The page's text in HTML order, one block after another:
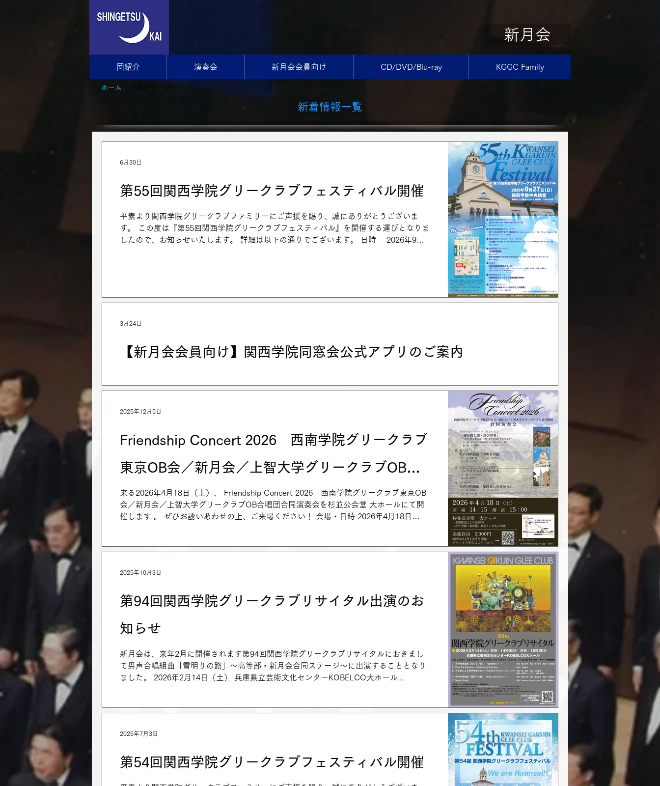
新月会
団紹介 演奏会 新月会会員向け CD/DVD/Blu-ray KGGC Family
ホーム
​新着情報一覧
第55回関西学院グリークラブフェスティバル開催
平素より関西学院グリークラブファミリーにご声援を賜り、誠にありがとうございま
す。 この度は『第55回関西学院グリークラブフェスティバル』を開催する運びとなりま
したので、お知らせいたします。 詳細は以下の通りでございます。 日時 2026年9月
す。 公演に関するお問い合わせは関西学院グリークラブHPのお問い合わせフォーム又
ます。
6月30日
【新月会会員向け】関西学院同窓会公式アプリのご案内
とおりアプリダウンロードについての依頼がありました。 ご協力のほどよろしくお願いいたします。 新月会理事長
中井三夫 アプリダウンロードのお願い この度、関西学院同窓会は「関西学院同窓会公式アプリ」をリリースいたしま
した。 会員の皆さまには是非「公式アプリ」のダウンロードをいただけますと幸甚でございます。 「公式アプリ」の
詳細につきましては、3月17日（火）発送の母校通信157号で告知しておりますが、改めて母校通信157号の「公式アプ
リ案内」告知ページを添付いたしますので、ご確認をお願い致します。 ※ダウンロード方法について ①告知ページに
掲載している「アプリダウンロード用QRコード」の読取り 又は ②App Store または Google Playから「関西学院同
窓会公式アプリ」で検索 なお、ログインIDがご不明な場合の「アプリ内お問合せフォーム」は、アプリをインストール
後、「ログイン」をクリック →②ログイン画面の下部...
3月24日
Friendship Concert 2026 西南学院グリークラブ
東京OB会／新月会／上智大学グリークラブOB合
唱団合同演奏会開催のご案内
来る2026年4月18日（土）、 Friendship Concert 2026 西南学院グリークラブ東京OB
会／新月会／上智大学グリークラブOB合唱団合同演奏会を杉並公会堂 大ホールにて開
催します 。 ぜひお誘いあわせの上、ご来場ください！ 会場・日時 2026年4月18日
Ⅱ．新月会 男声合唱組曲「雪明りの路」 指揮：山田真也 Ⅲ．上智大学グリー
男声合唱組曲「尾崎喜八の詩から」 指揮：太田務 チケット 全席自由：2,000円
2025年12月5日
第94回関西学院グリークラブリサイタル出演のお
知らせ
新月会は、来年2月に開催されます第94回関西学院グリークラブリサイタルにおきまし
て男声合唱組曲「雪明りの路」～高等部・新月会合同ステージ～に出演することとなり
ました。 2026年2月14日（土） 兵庫県立芸術文化センターKOBELCO大ホール...
2025年10月3日
第54回関西学院グリークラブフェスティバル開催
2025年7月3日